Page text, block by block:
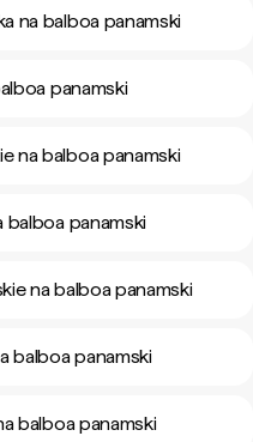
na balboa panamski
panamski
na balboa panamski
balboa panamski
na balboa panamski
balboa panamski
balboa panamski